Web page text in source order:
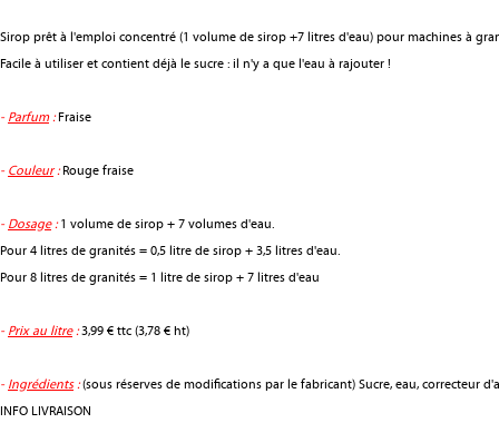
Sirop prêt à l'emploi concentré (1 volume de sirop +7 litres d'eau) pour machines à
Facile à utiliser et contient déjà le sucre : il n'y a que l'eau à rajouter !
- Parfum:Fraise
- Couleur:Rouge fraise
- Dosage:1 volume de sirop + 7 volumes d'eau.
Pour 4 litres de granités = 0,5 litre de sirop + 3,5 litres d'eau.
Pour 8 litres de granités = 1 litre de sirop + 7 litres d'eau
- Prix au litre:3,99 € ttc (3,78 € ht)
- Ingrédients:(sous réserves de modifications par le fabricant) Sucre, eau, correcteur
INFO LIVRAISON